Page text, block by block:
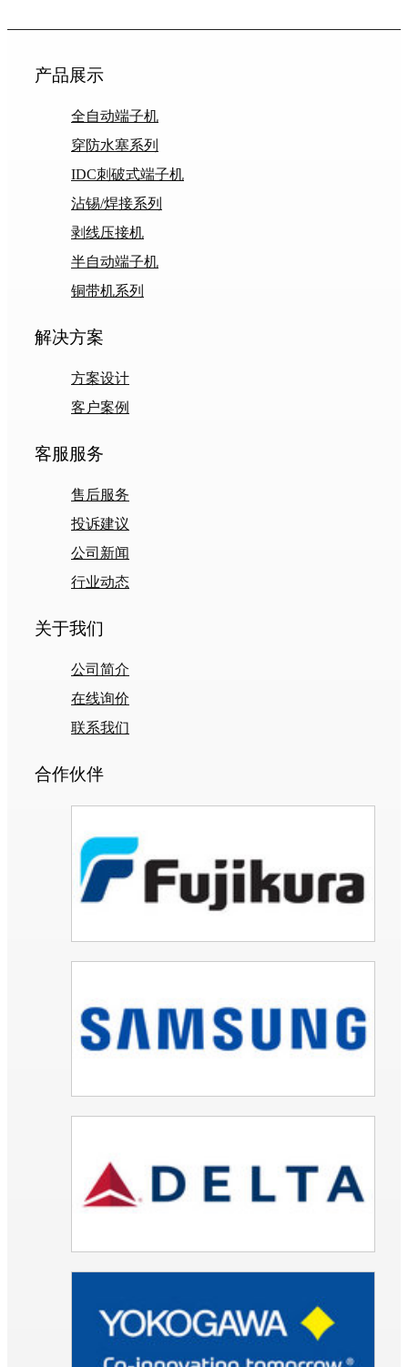
产品展示
全自动端子机
穿防水塞系列
IDC刺破式端子机
沾锡/焊接系列
剥线压接机
半自动端子机
铜带机系列
解决方案
方案设计
客户案例
客服服务
售后服务
投诉建议
公司新闻
行业动态
关于我们
公司简介
在线询价
联系我们
合作伙伴